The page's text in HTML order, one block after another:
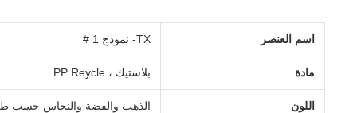
اسم العنصر TX- نموذج 1 #
مادة بلاستيك ، PP Reycle
اللون الذهب والفضة والنحاس حسب